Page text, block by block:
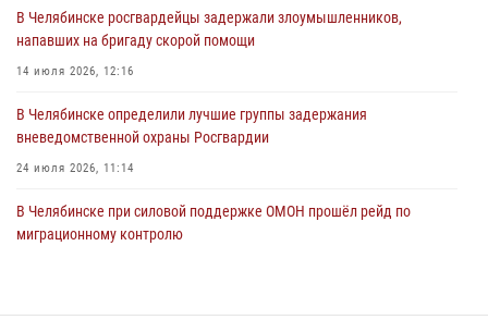
В Челябинске росгвардейцы задержали злоумышленников,
напавших на бригаду скорой помощи
14 июля 2026, 12:16
В Челябинске определили лучшие группы задержания
вневедомственной охраны Росгвардии
24 июля 2026, 11:14
В Челябинске при силовой поддержке ОМОН прошёл рейд по
миграционному контролю